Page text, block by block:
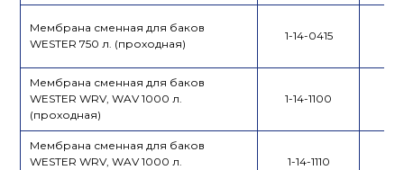
Мембрана сменная для баков
WESTER 750 л. (проходная)
1-14-0415
Мембрана сменная для баков
WESTER WRV, WAV 1000 л.
(проходная)
1-14-1100
Мембрана сменная для баков
WESTER WRV, WAV 1000 л.
1-14-1110